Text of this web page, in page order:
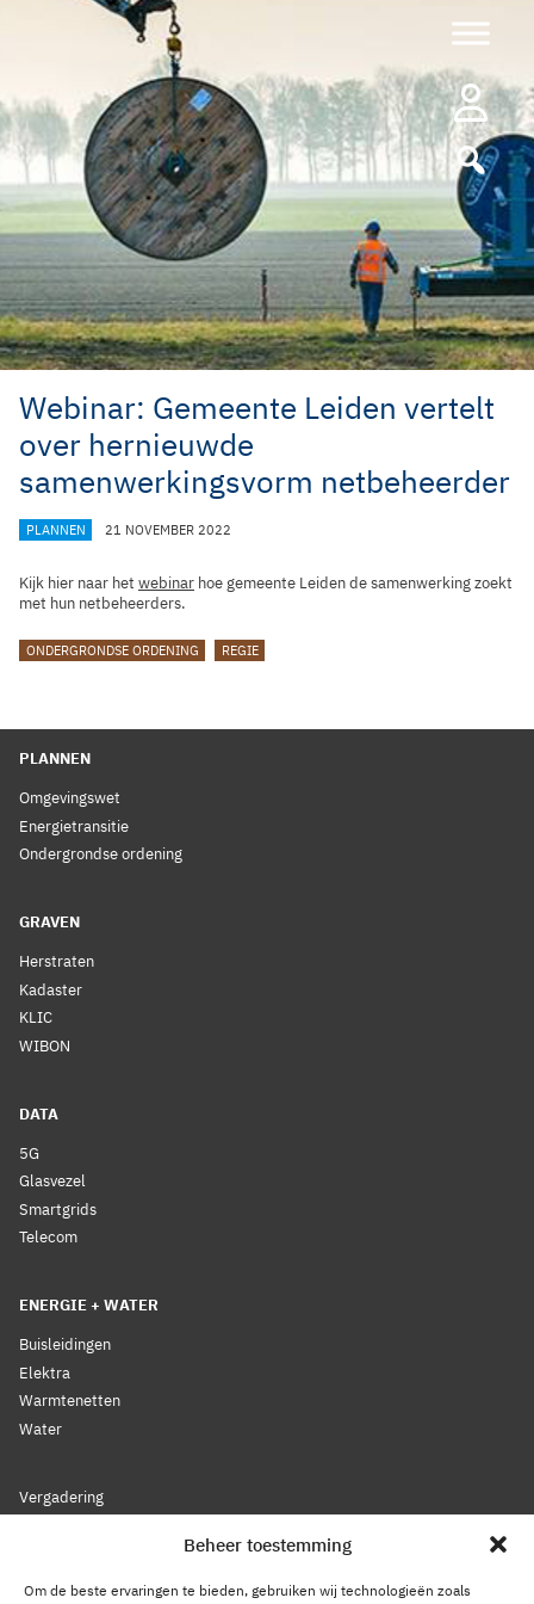
Beheer toestemming
Om de beste ervaringen te bieden, gebruiken wij technologieën zoals
Webinar: Gemeente Leiden vertelt
over hernieuwde
samenwerkingsvorm netbeheerder
CATEGORIEËN
PLANNEN 21 NOVEMBER 2022
Kijk hier naar het webinar hoe gemeente Leiden de samenwerking zoekt
met hun netbeheerders.
TAGS
ONDERGRONDSE ORDENING REGIE
PLANNEN
Omgevingswet
Energietransitie
Ondergrondse ordening
GRAVEN
Herstraten
Kadaster
KLIC
WIBON
DATA
5G
Glasvezel
Smartgrids
Telecom
ENERGIE + WATER
Buisleidingen
Elektra
Warmtenetten
Water
Vergadering
Bestuur